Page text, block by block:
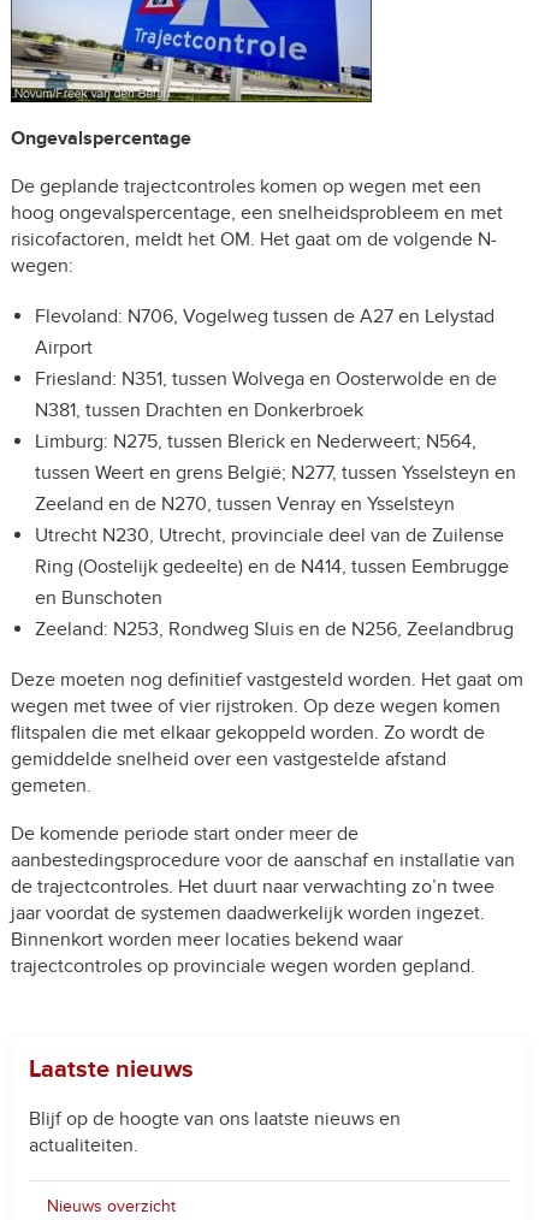
Ongevalspercentage
De geplande trajectcontroles komen op wegen met een
hoog ongevalspercentage, een snelheidsprobleem en met
risicofactoren, meldt het OM. Het gaat om de volgende N-
wegen:
Flevoland: N706, Vogelweg tussen de A27 en Lelystad
Airport
Friesland: N351, tussen Wolvega en Oosterwolde en de
N381, tussen Drachten en Donkerbroek
Limburg: N275, tussen Blerick en Nederweert; N564,
tussen Weert en grens België; N277, tussen Ysselsteyn en
Zeeland en de N270, tussen Venray en Ysselsteyn
Utrecht N230, Utrecht, provinciale deel van de Zuilense
Ring (Oostelijk gedeelte) en de N414, tussen Eembrugge
en Bunschoten
Zeeland: N253, Rondweg Sluis en de N256, Zeelandbrug
Deze moeten nog definitief vastgesteld worden. Het gaat om
wegen met twee of vier rijstroken. Op deze wegen komen
flitspalen die met elkaar gekoppeld worden. Zo wordt de
gemiddelde snelheid over een vastgestelde afstand
gemeten.
De komende periode start onder meer de
aanbestedingsprocedure voor de aanschaf en installatie van
de trajectcontroles. Het duurt naar verwachting zo’n twee
jaar voordat de systemen daadwerkelijk worden ingezet.
Binnenkort worden meer locaties bekend waar
trajectcontroles op provinciale wegen worden gepland.
Laatste nieuws
Blijf op de hoogte van ons laatste nieuws en
actualiteiten.
Nieuws overzicht